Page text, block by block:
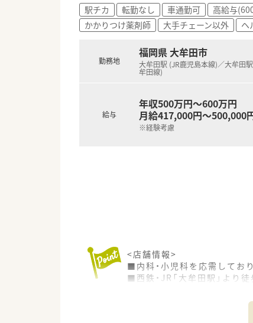
【法人特徴について】
■福岡県を中心に20店舗以上
■40代の温厚な男性薬剤師が
■全域をカバーするラウン
【求人情報について】
■正社員としての雇用形態
■給与モデルは新卒が年収
■各種手当として30時間分
駅チカ 転勤なし 車通勤可 高給与
かかりつけ薬剤師
大手チェーン以外 ヘ
勤務地
福岡県 大牟田市
大牟田駅 (JR鹿児島本線)／大牟田
牟田線)
給与
年収500万円～600万円
月給417,000円～500,000
※経験考慮
<店舗情報>
■内科・小児科を応需しており
■西鉄・JR「大牟田駅」より
■ラウンダー薬剤師もいら